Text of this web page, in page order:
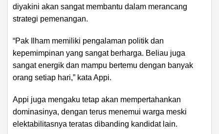
diyakini akan sangat membantu dalam merancang
strategi pemenangan.
“Pak Ilham memiliki pengalaman politik dan
kepemimpinan yang sangat berharga. Beliau juga
sangat energik dan mampu bertemu dengan banyak
orang setiap hari,” kata Appi.
Appi juga mengaku tetap akan mempertahankan
dominasinya, dengan terus menemui warga meski
elektabilitasnya teratas dibanding kandidat lain.